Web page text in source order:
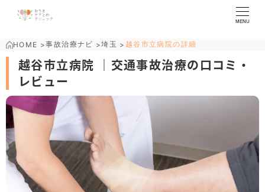
MENU
HOME >事故治療ナビ >埼玉 > 越谷市立病院の詳細
越谷市立病院 ｜交通事故治療の口コミ・
レビュー